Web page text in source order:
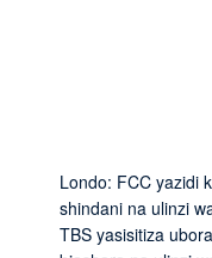
Londo: FCC yazidi
shindani na ulinzi
TBS yasisitiza